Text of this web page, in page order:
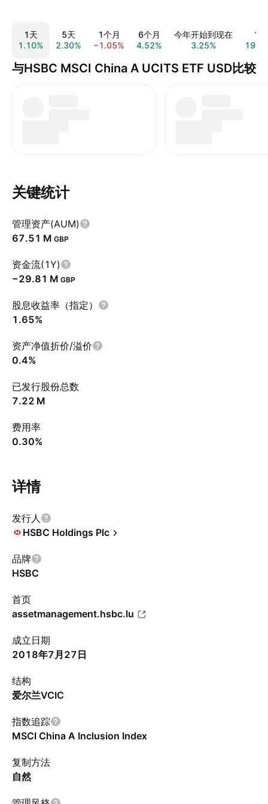
1天
1.10%
5天
2.30%
1个月
−1.05%
6个月
4.52%
今年开始到现在
3.25%
1年
与HSBC MSCI China A UCITS ETF USD比较
关键统计
管理资产(AUM)
‪67.51 M‬ GBP
资金流(1Y)
‪−29.81 M‬ GBP
股息收益率（指定）
1.65%
资产净值折价/溢价
0.4%
已发行股份总数
‪7.22 M‬
费用率
0.30%
详情
发行人
HSBC Holdings Plc
品牌
HSBC
首页
assetmanagement.hsbc.lu
成立日期
2018年7月27日
结构
爱尔兰VCIC
指数追踪
MSCI China A Inclusion Index
复制方法
自然